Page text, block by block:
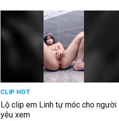
CLIP HOT
Lộ clip em Linh tự móc cho người
yêu xem